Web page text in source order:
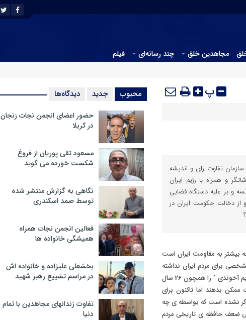
مجاهدین خلق چند رسانه‌ای فیلم
پ
تفاوت رای و اندیشه
و همراه با رژیم ایران
و بر علیه دستگاه قضایی
از دخالت حکومت ایران در
بیشتر به مقاومت ایران است
برای مردم ایران نداشته
است ضمن اینکه کار روز و شب تمام نویسندگان و گویندگان این گروه آن شده که " رژیم آخوندی " را همچون 26 سال
ممکن بدهند اما تاکنون برای
نشده است که بواسطه ی چه
ضعف حافظه ی تاریخی مردم
محبوب جدید دیدگاه‌ها
حضور اعضای انجمن نجات زنجان
در کربلا
مسعود تقی پوریان از فروغ
شکست خورده می گوید
نگاهی به گزارش منتشر شده
توسط صمد اسکندری
فعالین انجمن نجات همراه
همیشگی خانواده ها
بخشعلی علیزاده و خانواده اش
در مراسم تشییع رهبر شهید
تفاوت زندانهای مجاهدین با تمام
دنیا